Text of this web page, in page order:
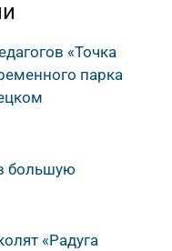
«Точка
парка
большую
«Радуга